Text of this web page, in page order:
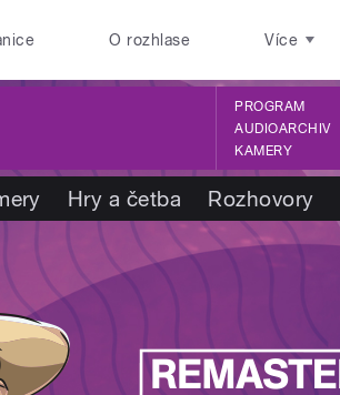
O rozhlase Více
PROGRAM
AUDIOARCHIV
KAMERY
Hry a četba Rozhovory